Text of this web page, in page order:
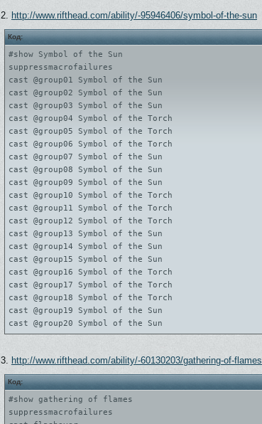
2. http://www.rifthead.com/ability/-95946406/symbol-of-the-sun
Код:
#show Symbol of the Sun
suppressmacrofailures
cast @group01 Symbol of the Sun
cast @group02 Symbol of the Sun
cast @group03 Symbol of the Sun
cast @group04 Symbol of the Torch
cast @group05 Symbol of the Torch
cast @group06 Symbol of the Torch
cast @group07 Symbol of the Sun
cast @group08 Symbol of the Sun
cast @group09 Symbol of the Sun
cast @group10 Symbol of the Torch
cast @group11 Symbol of the Torch
cast @group12 Symbol of the Torch
cast @group13 Symbol of the Sun
cast @group14 Symbol of the Sun
cast @group15 Symbol of the Sun
cast @group16 Symbol of the Torch
cast @group17 Symbol of the Torch
cast @group18 Symbol of the Torch
cast @group19 Symbol of the Sun
cast @group20 Symbol of the Sun
3. http://www.rifthead.com/ability/-60130203/gathering-of-flames
Код:
#show gathering of flames
suppressmacrofailures